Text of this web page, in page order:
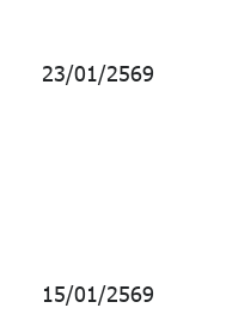
23/01/2569
15/01/2569